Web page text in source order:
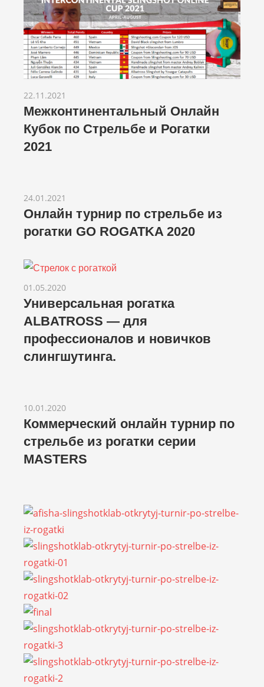
22.11.2021
Межконтинентальный Онлайн
Кубок по Стрельбе и Рогатки
2021
24.01.2021
Онлайн турнир по стрельбе из
рогатки GO ROGATKA 2020
01.05.2020
Универсальная рогатка
ALBATROSS — для
профессионалов и новичков
слингшутинга.
10.01.2020
Коммерческий онлайн турнир по
стрельбе из рогатки серии
MASTERS